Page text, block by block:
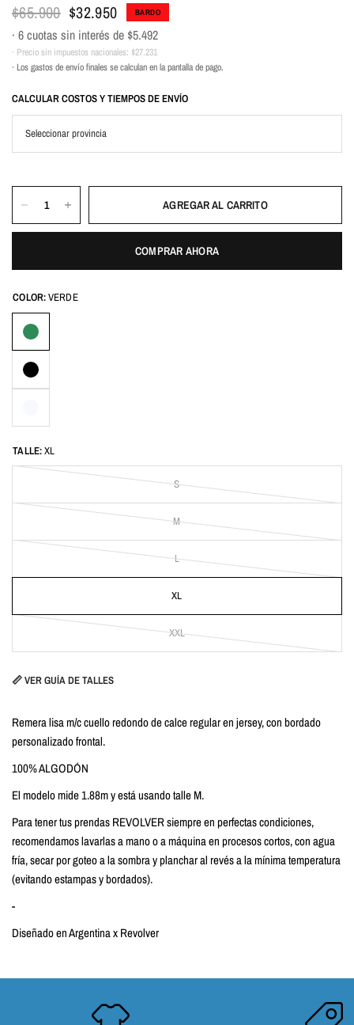
$65.900 $32.950 BARDO
· 6 cuotas sin interés de $5.492
· Precio sin impuestos nacionales: $27.231
· Los gastos de envío finales se calculan en la pantalla de pago.
CALCULAR COSTOS Y TIEMPOS DE ENVÍO
AGREGAR AL CARRITO
COMPRAR AHORA
COLOR:VERDE
TALLE:XL
S
M
L
XL
XXL
📏 VER GUÍA DE TALLES
Remera lisa m/c cuello redondo de calce regular en jersey, con bordado
personalizado frontal.
100% ALGODÓN
El modelo mide 1.88m y está usando talle M.
Para tener tus prendas REVOLVER siempre en perfectas condiciones,
recomendamos lavarlas a mano o a máquina en procesos cortos, con agua
fría, secar por goteo a la sombra y planchar al revés a la mínima temperatura
(evitando estampas y bordados).
-
Diseñado en Argentina x Revolver